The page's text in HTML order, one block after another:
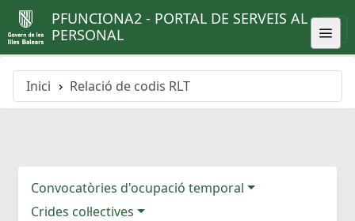
PFUNCIONA2 - PORTAL DE SERVEIS AL
PERSONAL
Inici Relació de codis RLT
Convocatòries d'ocupació temporal
Crides col·lectives